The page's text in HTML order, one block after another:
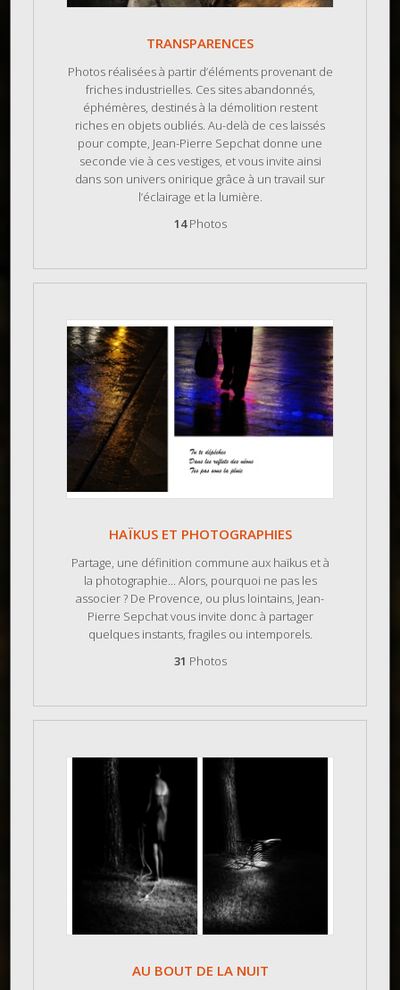
TRANSPARENCES
Photos réalisées à partir d’éléments provenant de
friches industrielles. Ces sites abandonnés,
éphémères, destinés à la démolition restent
riches en objets oubliés. Au-delà de ces laissés
pour compte, Jean-Pierre Sepchat donne une
seconde vie à ces vestiges, et vous invite ainsi
dans son univers onirique grâce à un travail sur
l’éclairage et la lumière.
14Photos
HAÏKUS ET PHOTOGRAPHIES
Partage, une définition commune aux haïkus et à
la photographie... Alors, pourquoi ne pas les
associer ? De Provence, ou plus lointains, Jean-
Pierre Sepchat vous invite donc à partager
quelques instants, fragiles ou intemporels.
31 Photos
AU BOUT DE LA NUIT